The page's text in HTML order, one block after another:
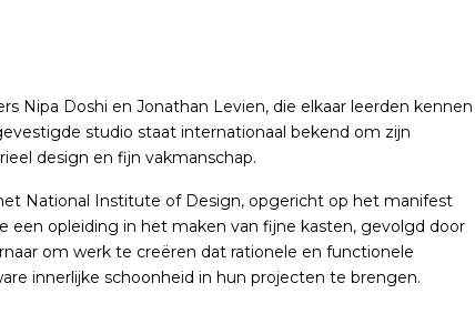
Nipa Doshi en Jonathan Levien, die elkaar leerden kennen
studio staat internationaal bekend om zijn
design en fijn vakmanschap.
National Institute of Design, opgericht op het manifest
een opleiding in het maken van fijne kasten, gevolgd door
om werk te creëren dat rationele en functionele
innerlijke schoonheid in hun projecten te brengen.